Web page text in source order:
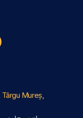
Târgu Mureș,